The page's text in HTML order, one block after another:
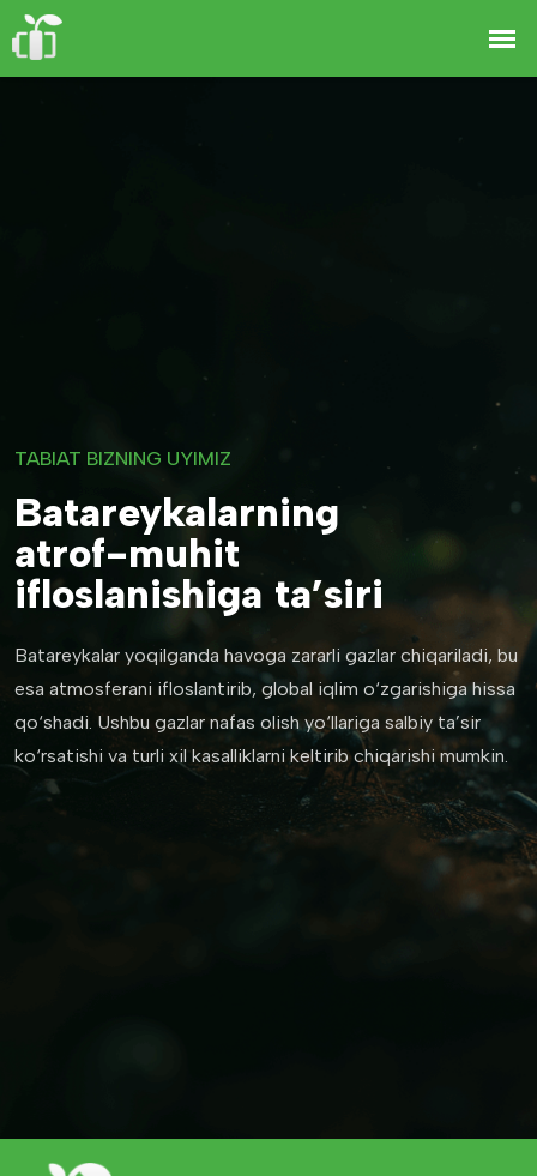
TABIAT BIZNING UYIMIZ
Batareykalarning
atrof-muhit
ifloslanishiga ta’siri
Batareykalar yoqilganda havoga zararli gazlar chiqariladi, bu
esa atmosferani ifloslantirib, global iqlim o‘zgarishiga hissa
qo‘shadi. Ushbu gazlar nafas olish yo‘llariga salbiy ta’sir
ko‘rsatishi va turli xil kasalliklarni keltirib chiqarishi mumkin.